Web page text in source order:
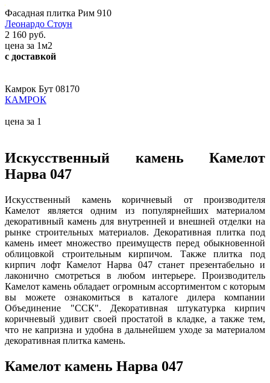
Фасадная плитка Рим 910
Леонардо Стоун
2 160 руб.
цена за 1м2
с доставкой
Камрок Бут 08170
КАМРОК
цена за 1
Искусственный камень Камелот
Нарва 047
Искусственный камень коричневый от производителя
Камелот является одним из популярнейших материалом
декоративный камень для внутренней и внешней отделки на
рынке строительных материалов. Декоративная плитка под
камень имеет множество преимуществ перед обыкновенной
облицовкой строительным кирпичом. Также плитка под
кирпич лофт Камелот Нарва 047 станет презентабельно и
лаконично смотреться в любом интерьере. Производитель
Камелот камень обладает огромным ассортиментом с которым
вы можете ознакомиться в каталоге дилера компании
Объединение "ССК". Декоративная штукатурка кирпич
коричневый удивит своей простатой в кладке, а также тем,
что не капризна и удобна в дальнейшем уходе за материалом
декоративная плитка камень.
Камелот камень Нарва 047